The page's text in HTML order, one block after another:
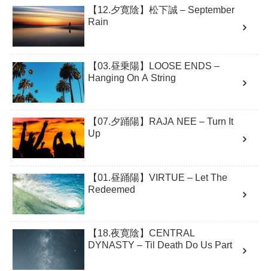
【12.夕寛陰】松下誠 – September
Rain
【03.昼乗陽】LOOSE ENDS –
Hanging On A String
【07.夕踊陽】RAJA NEE – Turn It
Up
【01.昼踊陽】VIRTUE – Let The
Redeemed
【18.夜寛陰】CENTRAL
DYNASTY – Til Death Do Us Part